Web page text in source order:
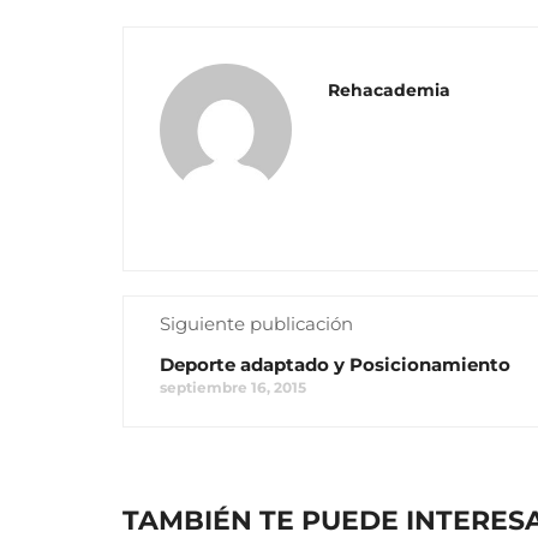
Rehacademia
Siguiente publicación
Deporte adaptado y Posicionamiento
septiembre 16, 2015
TAMBIÉN TE PUEDE